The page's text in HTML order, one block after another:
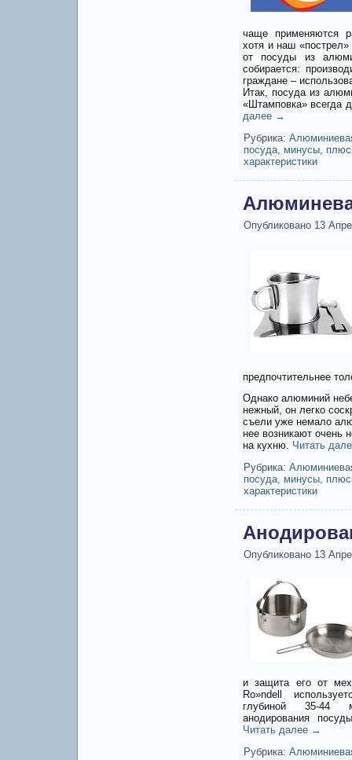
чаще применяются
хотя и наш
от посуды из
собирается:
граждане –
Итак, посуда из
«Штамповка» всегда
далее →
Рубрика:
посуда, минусы,
характеристики
Опубликовано 13
предпочтительнее
Однако алюминий
нежный, он легко
съели уже немало
нее возникают очень
на кухню. Читать
Рубрика:
посуда, минусы,
характеристики
Опубликовано 13
и защита его от
Ro»ndell
глубиной 35-44
анодирования
Читать далее →
Рубрика: